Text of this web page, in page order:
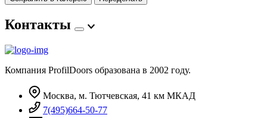
Контакты
Компания ProfilDoors образована в 2002 году.
Москва, м. Тютчевская, 41 км МКАД
7(495)664-50-77